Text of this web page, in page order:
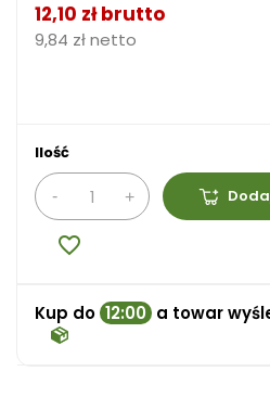
12,10 zł brutto
9,84 zł netto
Ilość
favorite_border
Kup do 12:00 a towar